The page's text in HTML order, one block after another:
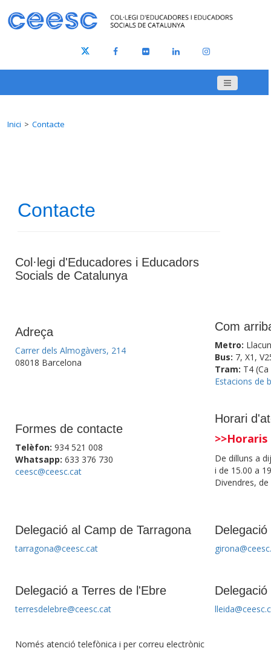
Inici Contacte
Contacte
Col·legi d'Educadores i Educadors
Socials de Catalunya
Adreça
Carrer dels Almogàvers, 214
08018 Barcelona
Com
Metro:
Bus: 7, X1,
Tram: T4
Estacions de
Formes de contacte
Telèfon: 934 521 008
Whatsapp: 633 376 730
ceesc@ceesc.cat
Horari
De dilluns a
i de 15.00 a
Divendres,
Delegació al Camp de Tarragona
tarragona@ceesc.cat
Delegació a Terres de l'Ebre
terresdelebre@ceesc.cat
Només atenció telefònica i per correu electrònic